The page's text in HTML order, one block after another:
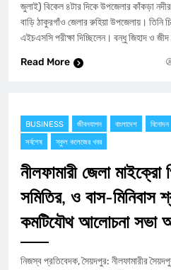
জুলাই) বিকেল ৪টার দিকে উপজেলার কাঁকড়া
বাড়ি ঠাকুরগাঁও জেলার রুহিয়া উপজেলায়। তিনি
এইচএসসি পরীক্ষা দিচ্ছিলেন। বন্ধু জিহাদ ও
Read More
BUSINESS জীবনযাপন বাংলাদেশ বিনোদন
সর্বশেষ
স্কুল কলেজের খবর
নীলফামারী জেলা
সমিতির, ও বাস-মিনিবাস
কমটিযৌথ আলোচনা সভা
নিজস্ব প্রতিবেদক, সৈয়দপুর: নীলফামারীর